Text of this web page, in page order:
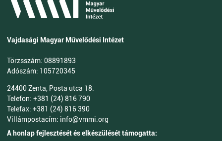
Vajdasági Magyar Művelődési Intézet
Törzsszám: 08891893
Adószám: 105720345
24400 Zenta, Posta utca 18.
Telefon: +381 (24) 816 790
Telefax: +381 (24) 816 390
Villámpostacím: info@vmmi.org
A honlap fejlesztését és elkészülését támogatta: